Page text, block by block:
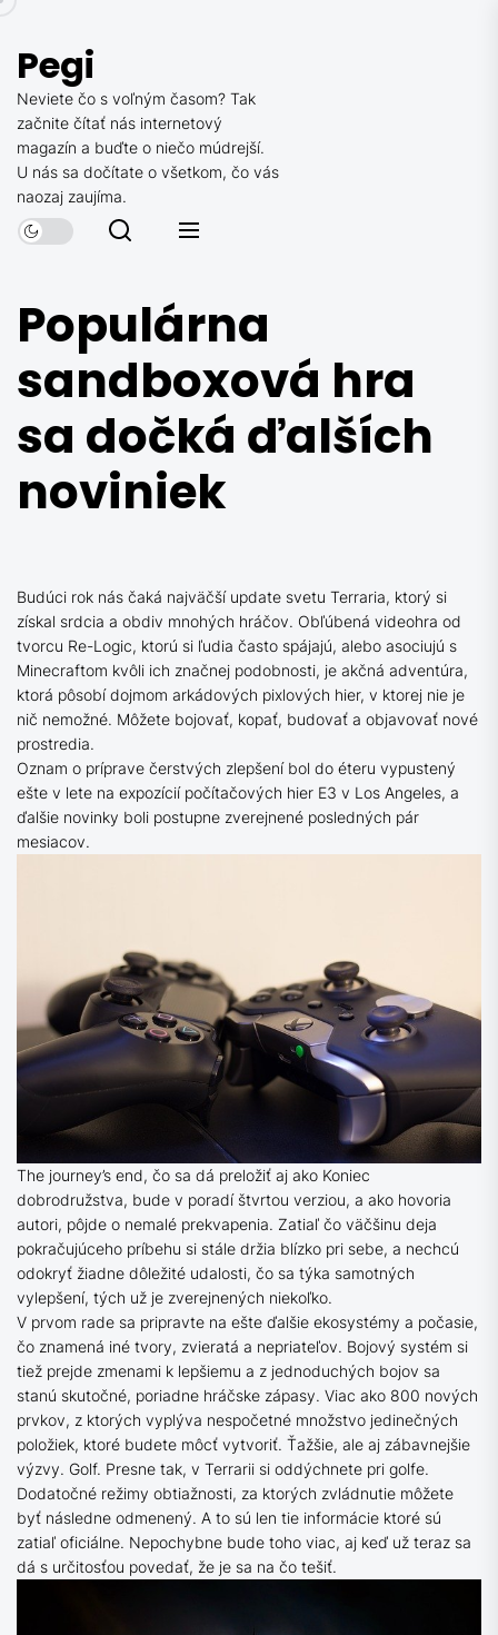
the
content
Pegi
Neviete čo s voľným časom? Tak
začnite čítať nás internetový
magazín a buďte o niečo múdrejší.
U nás sa dočítate o všetkom, čo vás
naozaj zaujíma.
Populárna
sandboxová hra
sa dočká ďalších
noviniek
Budúci rok nás čaká najväčší update svetu Terraria, ktorý si
získal srdcia a obdiv mnohých hráčov. Obľúbená videohra od
tvorcu Re-Logic, ktorú si ľudia často spájajú, alebo asociujú s
Minecraftom kvôli ich značnej podobnosti, je akčná adventúra,
ktorá pôsobí dojmom arkádových pixlových hier, v ktorej nie je
nič nemožné. Môžete bojovať, kopať, budovať a objavovať nové
prostredia.
Oznam o príprave čerstvých zlepšení bol do éteru vypustený
ešte v lete na expozícií počítačových hier E3 v Los Angeles, a
ďalšie novinky boli postupne zverejnené posledných pár
mesiacov.
The journey’s end, čo sa dá preložiť aj ako Koniec
dobrodružstva, bude v poradí štvrtou verziou, a ako hovoria
autori, pôjde o nemalé prekvapenia. Zatiaľ čo väčšinu deja
pokračujúceho príbehu si stále držia blízko pri sebe, a nechcú
odokryť žiadne dôležité udalosti, čo sa týka samotných
vylepšení, tých už je zverejnených niekoľko.
V prvom rade sa pripravte na ešte ďalšie ekosystémy a počasie,
čo znamená iné tvory, zvieratá a nepriateľov. Bojový systém si
tiež prejde zmenami k lepšiemu a z jednoduchých bojov sa
stanú skutočné, poriadne hráčske zápasy. Viac ako 800 nových
prvkov, z ktorých vyplýva nespočetné množstvo jedinečných
položiek, ktoré budete môcť vytvoriť. Ťažšie, ale aj zábavnejšie
výzvy. Golf. Presne tak, v Terrarii si oddýchnete pri golfe.
Dodatočné režimy obtiažnosti, za ktorých zvládnutie môžete
byť následne odmenený. A to sú len tie informácie ktoré sú
zatiaľ oficiálne. Nepochybne bude toho viac, aj keď už teraz sa
dá s určitosťou povedať, že je sa na čo tešiť.